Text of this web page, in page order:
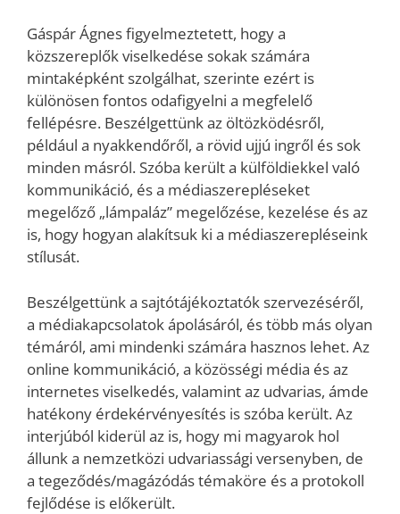
Gáspár Ágnes figyelmeztetett, hogy a
közszereplők viselkedése sokak számára
mintaképként szolgálhat, szerinte ezért is
különösen fontos odafigyelni a megfelelő
fellépésre. Beszélgettünk az öltözködésről,
például a nyakkendőről, a rövid ujjú ingről és sok
minden másról. Szóba került a külföldiekkel való
kommunikáció, és a médiaszerepléseket
megelőző „lámpaláz” megelőzése, kezelése és az
is, hogy hogyan alakítsuk ki a médiaszerepléseink
stílusát.
Beszélgettünk a sajtótájékoztatók szervezéséről,
a médiakapcsolatok ápolásáról, és több más olyan
témáról, ami mindenki számára hasznos lehet. Az
online kommunikáció, a közösségi média és az
internetes viselkedés, valamint az udvarias, ámde
hatékony érdekérvényesítés is szóba került. Az
interjúból kiderül az is, hogy mi magyarok hol
állunk a nemzetközi udvariassági versenyben, de
a tegeződés/magázódás témaköre és a protokoll
fejlődése is előkerült.